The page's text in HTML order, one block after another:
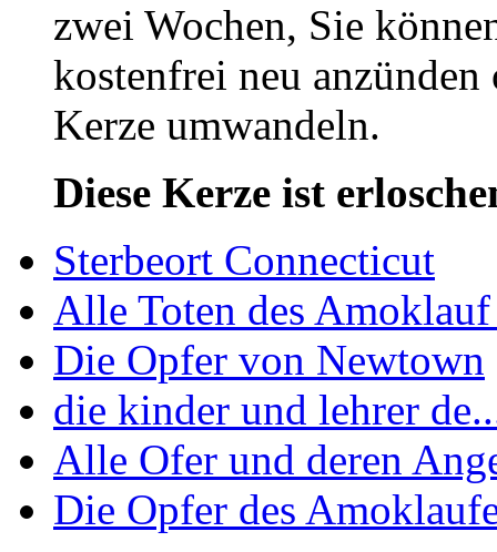
zwei Wochen, Sie
kostenfrei neu
Kerze umwandeln.
Diese Kerze ist
Sterbeort Connecticut
Alle Toten des
Die Opfer von Newtown
die kinder und lehrer
Alle Ofer und deren
Die Opfer des